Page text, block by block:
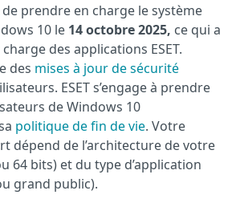
prendre en charge le système
10 le 14 octobre 2025, ce qui a
des applications ESET.
des mises à jour de sécurité
ESET s’engage à prendre
de Windows 10
politique de fin de vie. Votre
dépend de l’architecture de votre
64 bits) et du type d’application
grand public).